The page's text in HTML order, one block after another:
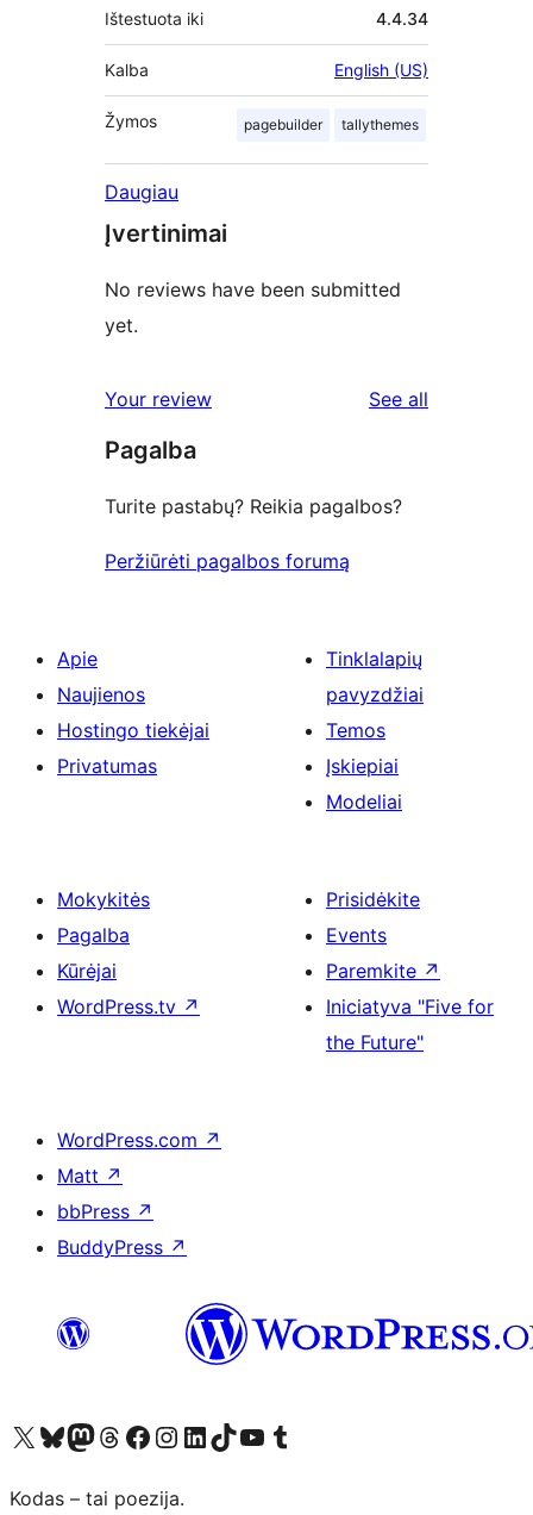
Ištestuota iki 4.4.34
Kalba English (US)
Žymos pagebuilder tallythemes
Daugiau
Įvertinimai
No reviews have been submitted
yet.
Your review See all
Pagalba
Turite pastabų? Reikia pagalbos?
Peržiūrėti pagalbos forumą
Apie
Naujienos
Hostingo tiekėjai
Privatumas
Tinklalapių
pavyzdžiai
Temos
Įskiepiai
Modeliai
Mokykitės
Pagalba
Kūrėjai
WordPress.tv ↗
Prisidėkite
Events
Paremkite ↗
Iniciatyva "Five for
the Future"
WordPress.com ↗
Matt ↗
bbPress ↗
BuddyPress ↗
Visit our X (formerly Twitter) account
Apsilankykite mūsų Bluesky paskyroje
Visit our Mastodon account
Apsilankykite mūsų Threads paskyroje
Visit our Facebook page
Visit our Instagram account
Visit our LinkedIn account
Apsilankykite mūsų TikTok paskyroje
Visit our YouTube channel
Apsilankykite mūsų Tumblr paskyroje
Kodas – tai poezija.